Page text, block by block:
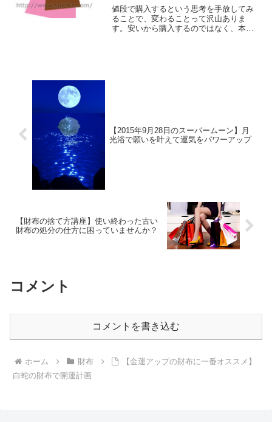
値段で購入するという思考を手放してみ
ることで、変わることって沢山ありま
す。安いから購入するのではなく、本当
【2015年9月28日のスーパームーン】月
光浴で願いを叶えて運気をパワーアップ
【財布の捨て方講座】使い終わった古い
財布の処分の仕方に困っていませんか？
コメント
コメントを書き込む
ホーム 財布
【金運アップの財布に一番オススメ】
白蛇の財布で開運計画